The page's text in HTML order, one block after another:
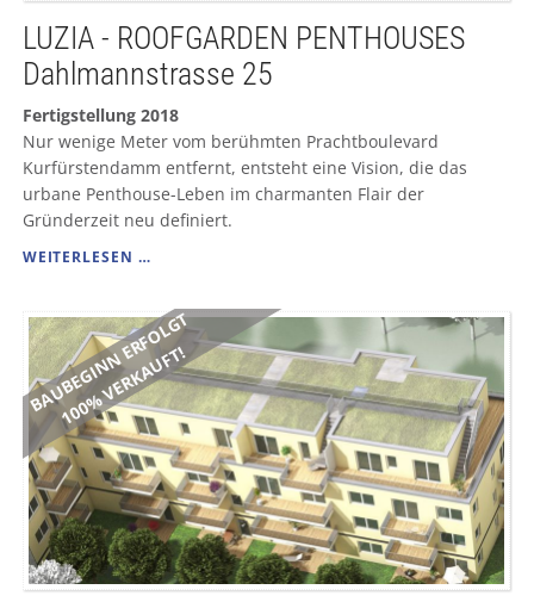
LUZIA - ROOFGARDEN PENTHOUSES
Dahlmannstrasse 25
Fertigstellung 2018
Nur wenige Meter vom berühmten Prachtboulevard
Kurfürstendamm entfernt, entsteht eine Vision, die das
urbane Penthouse-Leben im charmanten Flair der
Gründerzeit neu definiert.
WEITERLESEN …LUZIA
PENTHOUSES
DAHLMANNSTRASSE
25
BAUBEGINN ERFOLGT
100% VERKAUFT!